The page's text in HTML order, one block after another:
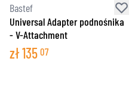
Bastef
Universal Adapter podnośnika
- V-Attachment
zł135 07